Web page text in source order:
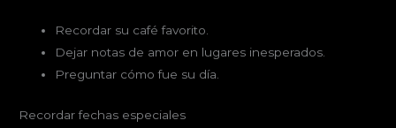
Recordar su café favorito.
Dejar notas de amor en lugares inesperados.
Preguntar cómo fue su día.
Recordar fechas especiales